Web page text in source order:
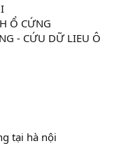
Ổ CỨNG
- CỨU DỮ LIEU Ô
tại hà nội